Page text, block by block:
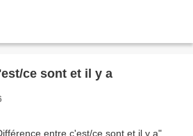
ce sont et il y a